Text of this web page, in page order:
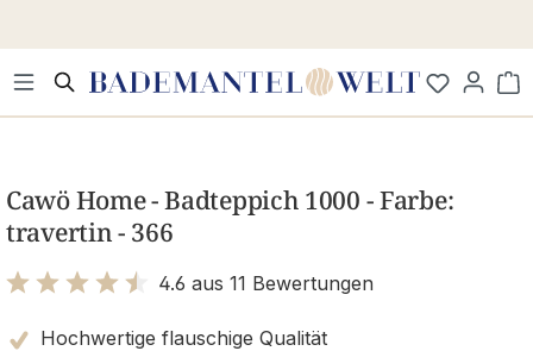
Cawö Home - Badteppich 1000 - Farbe:
travertin - 366
4.6 aus 11 Bewertungen
Hochwertige flauschige Qualität